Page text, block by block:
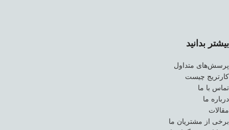
بیشتر بدانید
پرسش‌های متداول
کارتریج چیست
تماس با ما
درباره ما
مقالات
برخی از مشتریان ما